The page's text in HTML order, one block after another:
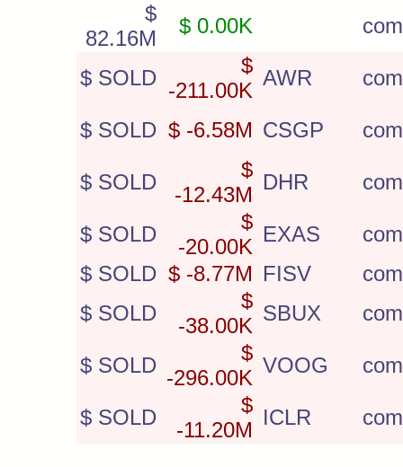
$
82.16M
$ 0.00K com
$ SOLD
$
-211.00K
AWR com
$ SOLD $ -6.58M CSGP com
$ SOLD
$
-12.43M
DHR com
$ SOLD
$
-20.00K
EXAS
com
$ SOLD $ -8.77M FISV
com
$ SOLD
$
-38.00K
SBUX com
$ SOLD
$
-296.00K
VOOG com
$ SOLD
$
-11.20M
ICLR com